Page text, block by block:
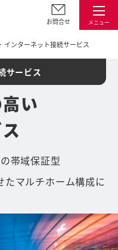
メニュー
お問合せ
インターネット接続サービス
サービス
い
帯域保証型
たマルチホーム構成に